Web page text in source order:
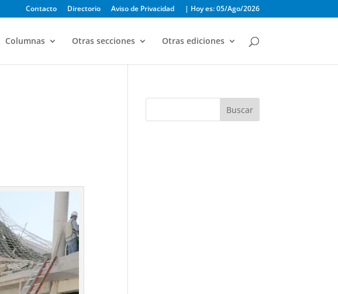
Contacto Directorio Aviso de Privacidad | Hoy es: 05/Ago/2026
Columnas Otras secciones Otras ediciones
Buscar